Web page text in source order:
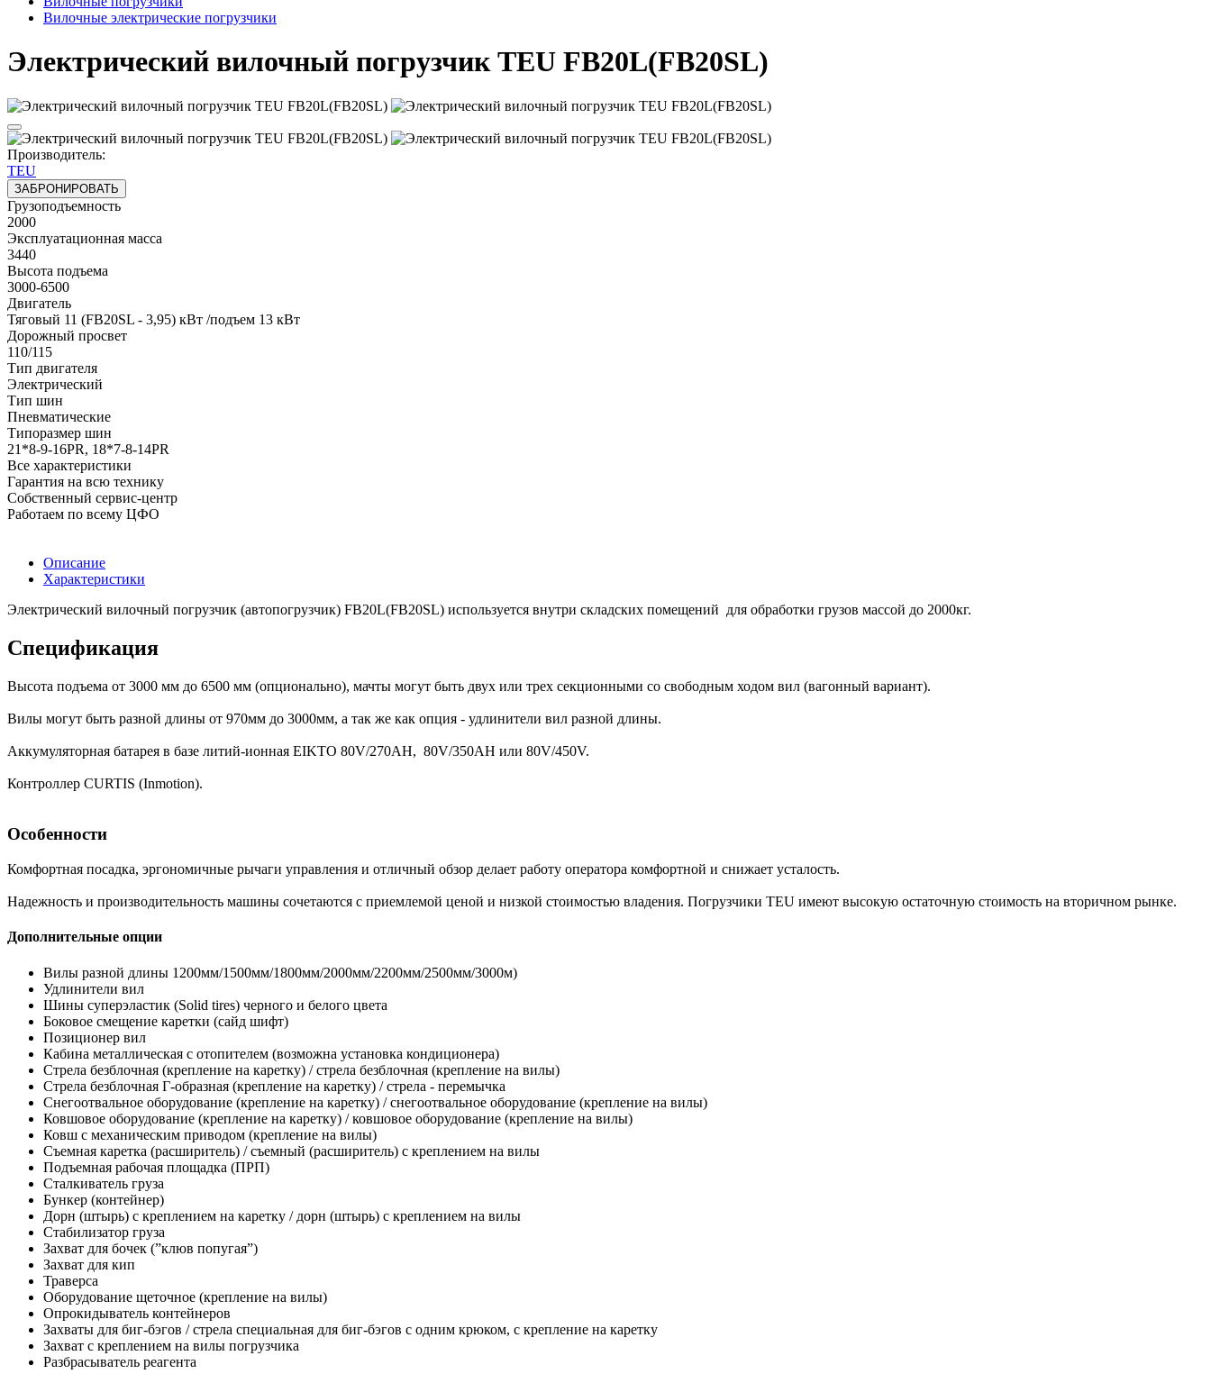
Вилочные электрические погрузчики
Электрический вилочный погрузчик TEU FB20L(FB20SL)
Производитель:
TEU
ЗАБРОНИРОВАТЬ
Грузоподъемность
2000
Эксплуатационная масса
3440
Высота подъема
3000-6500
Двигатель
Тяговый 11 (FB20SL - 3,95) кВт /подъем 13 кВт
Дорожный просвет
110/115
Тип двигателя
Электрический
Тип шин
Пневматические
Типоразмер шин
21*8-9-16PR, 18*7-8-14PR
Все характеристики
Гарантия на всю технику
Собственный сервис-центр
Работаем по всему ЦФО
Описание
Характеристики
Электрический вилочный погрузчик (автопогрузчик) FB20L(FB20SL) используется внутри складских помещений для обработки грузов массой до 2000кг.
Спецификация
Высота подъема от 3000 мм до 6500 мм (опционально), мачты могут быть двух или трех секционными со свободным ходом вил (вагонный вариант).
Вилы могут быть разной длины от 970мм до 3000мм, а так же как опция - удлинители вил разной длины.
Аккумуляторная батарея в базе литий-ионная EIKTO 80V/270AH, 80V/350AH или 80V/450V.
Контроллер CURTIS (Inmotion).
Особенности
Комфортная посадка, эргономичные рычаги управления и отличный обзор делает работу оператора комфортной и снижает усталость.
Надежность и производительность машины сочетаются с приемлемой ценой и низкой стоимостью владения. Погрузчики TEU имеют высокую остаточную стоимость на вторичном рынке.
Дополнительные опции
Вилы разной длины 1200мм/1500мм/1800мм/2000мм/2200мм/2500мм/3000м)
Удлинители вил
Шины суперэластик (Solid tires) черного и белого цвета
Боковое смещение каретки (сайд шифт)
Позиционер вил
Кабина металлическая с отопителем (возможна установка кондиционера)
Стрела безблочная (крепление на каретку) / стрела безблочная (крепление на вилы)
Стрела безблочная Г-образная (крепление на каретку) / стрела - перемычка
Снегоотвальное оборудование (крепление на каретку) / снегоотвальное оборудование (крепление на вилы)
Ковшовое оборудование (крепление на каретку) / ковшовое оборудование (крепление на вилы)
Ковш с механическим приводом (крепление на вилы)
Съемная каретка (расширитель) / съемный (расширитель) с креплением на вилы
Подъемная рабочая площадка (ПРП)
Сталкиватель груза
Бункер (контейнер)
Дорн (штырь) с креплением на каретку / дорн (штырь) с креплением на вилы
Стабилизатор груза
Захват для бочек (”клюв попугая”)
Захват для кип
Траверса
Оборудование щеточное (крепление на вилы)
Опрокидыватель контейнеров
Захваты для биг-бэгов / стрела специальная для биг-бэгов с одним крюком, с крепление на каретку
Захват с креплением на вилы погрузчика
Разбрасыватель реагента